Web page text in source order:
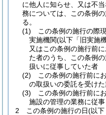
に他人に知らせ、又は不
務については、この条例
る。
(1)
この条例の施行の際
実施機関(以下「旧実施
又はこの条例の施行前
た者のうち、この条例
扱いに従事していた者
(2)
この条例の施行前に
の取扱いの委託を受け
(3)
この条例の施行前に
施設の管理の業務に従
2
この条例の施行の日(以下